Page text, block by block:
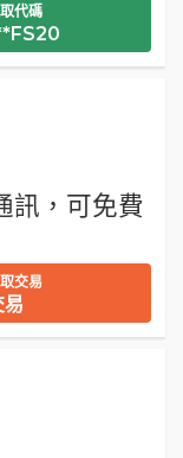
代碼
訊，可免費
交易
易